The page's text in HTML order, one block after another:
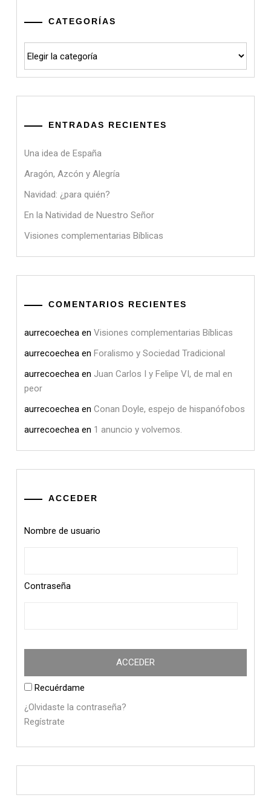
CATEGORÍAS
ENTRADAS RECIENTES
Una idea de España
Aragón, Azcón y Alegría
Navidad: ¿para quién?
En la Natividad de Nuestro Señor
Visiones complementarias Bíblicas
COMENTARIOS RECIENTES
aurrecoechea en Visiones complementarias Bíblicas
aurrecoechea en Foralismo y Sociedad Tradicional
aurrecoechea en Juan Carlos I y Felipe VI, de mal en
peor
aurrecoechea en Conan Doyle, espejo de hispanófobos
aurrecoechea en 1 anuncio y volvemos.
ACCEDER
Nombre de usuario
Contraseña
Recuérdame
¿Olvidaste la contraseña?
Regístrate